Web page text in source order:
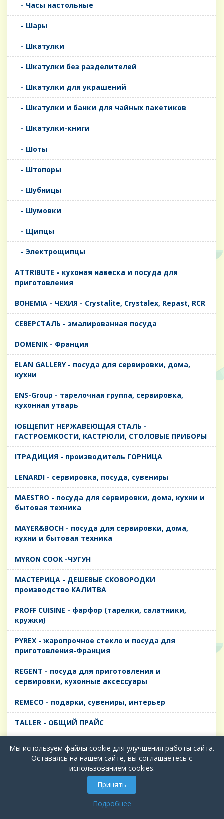
- Часы настольные
- Шары
- Шкатулки
- Шкатулки без разделителей
- Шкатулки для украшений
- Шкатулки и банки для чайных пакетиков
- Шкатулки-книги
- Шоты
- Штопоры
- Шубницы
- Шумовки
- Щипцы
- Электрощипцы
ATTRIBUTE - кухоная навеска и посуда для
приготовления
BOHEMIA - ЧЕХИЯ - Crystalite, Crystalex, Repast, RCR
CЕВЕРСТАЛЬ - эмалированная посуда
DOMENIK - Франция
ELAN GALLERY - посуда для сервировки, дома,
кухни
ENS-Group - тарелочная группа, сервировка,
кухонная утварь
IОБЩЕПИТ НЕРЖАВЕЮЩАЯ СТАЛЬ -
ГАСТРОЕМКОСТИ, КАСТРЮЛИ, СТОЛОВЫЕ ПРИБОРЫ
IТРАДИЦИЯ - производитель ГОРНИЦА
LENARDI - сервировка, посуда, сувениры
MAESTRO - посуда для сервировки, дома, кухни и
бытовая техника
MAYER&BOCH - посуда для сервировки, дома,
кухни и бытовая техника
MYRON COOK -ЧУГУН
MАСТЕРИЦА - ДЕШЕВЫЕ СКОВОРОДКИ
производство КАЛИТВА
PROFF CUISINE - фарфор (тарелки, салатники,
кружки)
PYREX - жаропрочное стекло и посуда для
приготовления-Франция
REGENT - посуда для приготовления и
сервировки, кухонные аксессуары
REMECO - подарки, сувениры, интерьер
TALLER - ОБЩИЙ ПРАЙС
TIMA - посуда для приготовления и сервировки,
кухонные аксессуары
БИОСТАЛЬ - ТЕРМОСА
Мы используем файлы cookie для улучшения работы сайта.
Оставаясь на нашем сайте, вы соглашаетесь с
использованием cookies.
Принять
Подробнее